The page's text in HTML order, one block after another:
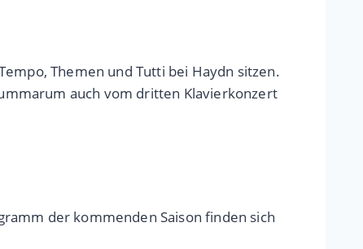
Themen und Tutti bei Haydn sitzen.
auch vom dritten Klavierkonzert
der kommenden Saison finden sich